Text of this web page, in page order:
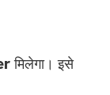
मिलेगा। इसे